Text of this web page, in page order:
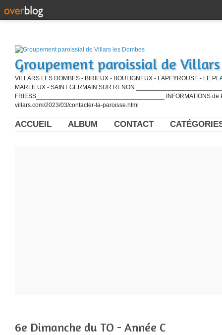
Groupement paroissial de
VILLARS LES DOMBES - BIRIEUX - BOULIGNEUX - LAPEYROUSE - LE
MARLIEUX - SAINT GERMAIN SUR RENON
FRIESS_____________________________________ INFORMATIONS de
villars.com/2023/03/contacter-la-paroisse.html
ACCUEIL ALBUM CONTACT
6e Dimanche du TO - Année C